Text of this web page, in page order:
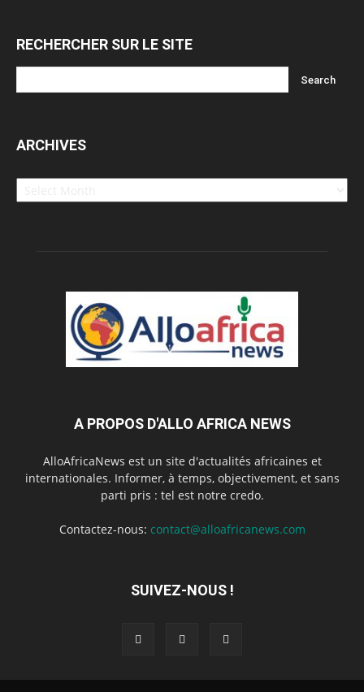
RECHERCHER SUR LE SITE
ARCHIVES
Archives
A PROPOS D'ALLO AFRICA NEWS
AlloAfricaNews est un site d'actualités africaines et
internationales. Informer, à temps, objectivement, et sans
parti pris : tel est notre credo.
Contactez-nous: contact@alloafricanews.com
SUIVEZ-NOUS !